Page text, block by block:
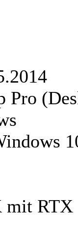
Pro
mit RTX